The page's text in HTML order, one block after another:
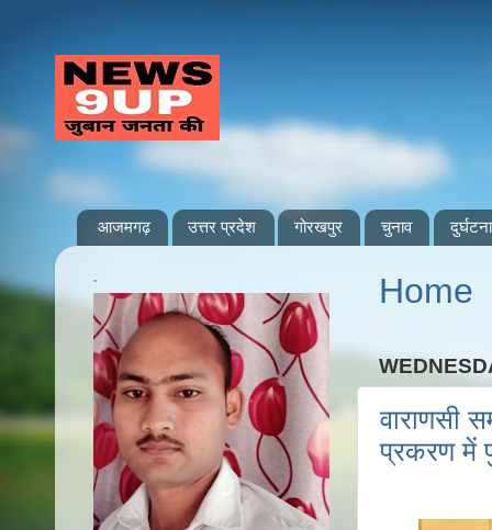
आजमगढ़ उत्तर प्रदेश गोरखपुर चुनाव दुर्घटना
Home
वाराणसी
प्रकरण में
.